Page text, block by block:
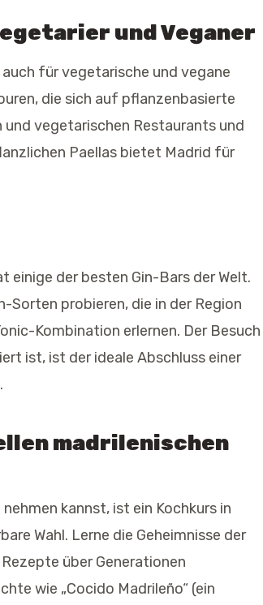
und Veganer
für vegetarische und vegane
die sich auf pflanzenbasierte
vegetarischen Restaurants und
Paellas bietet Madrid für
einige der besten Gin-Bars der Welt.
Sorten probieren, die in der Region
Kombination erlernen. Der Besuch
ist, ist der ideale Abschluss einer
madrilenischen
kannst, ist ein Kochkurs in
Wahl. Lerne die Geheimnisse der
über Generationen
wie „Cocido Madrileño“ (ein